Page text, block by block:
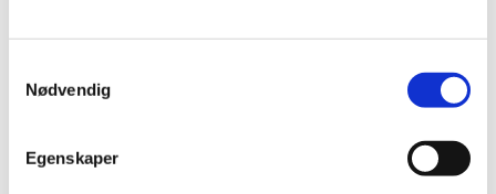
Nødvendig
Egenskaper